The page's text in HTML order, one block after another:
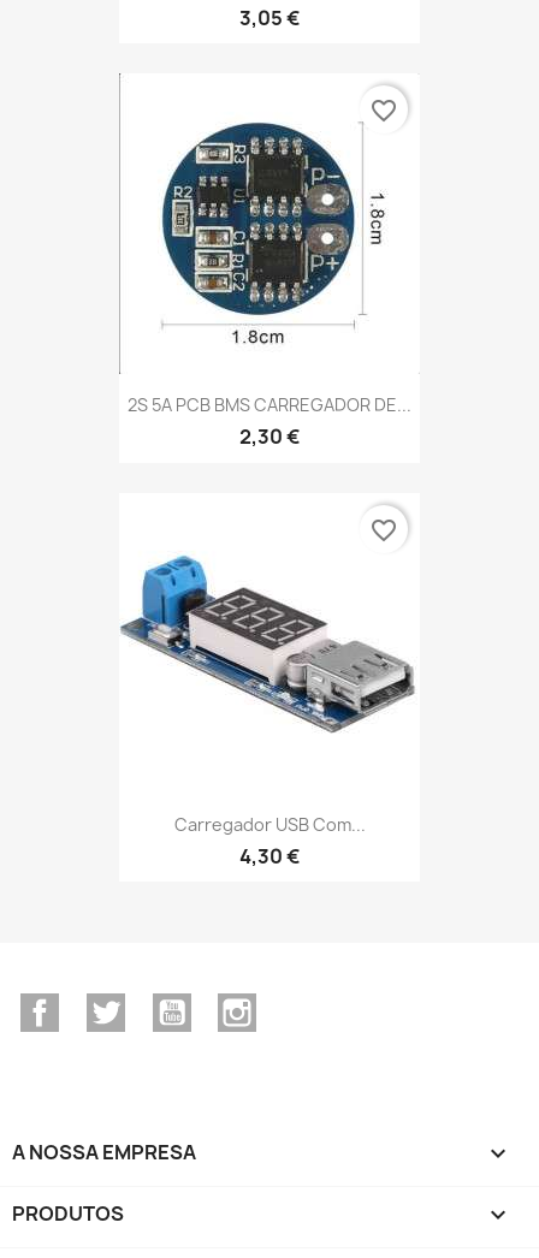
3,05 €
2S 5A PCB BMS CARREGADOR DE...
2,30 €
favorite_border
Carregador USB Com...
4,30 €
favorite_border
FacebookTwitter YouTube
A NOSSA EMPRESA 
PRODUTOS 